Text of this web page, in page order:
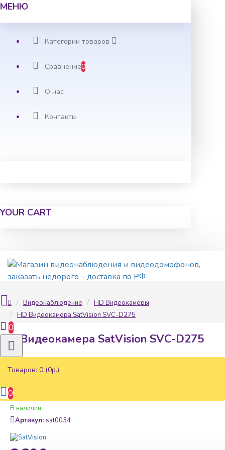
МЕНЮ
Категории товаров
Сравнение0
О нас
Контакты
YOUR CART
0
Товаров: 0 (0р.)
0
Видеонаблюдение
HD Видеокамеры
HD Видеокамера SatVision SVC-D275
HD Видеокамера SatVision SVC-D275
Наличие:
В наличии
Артикул: sat0034